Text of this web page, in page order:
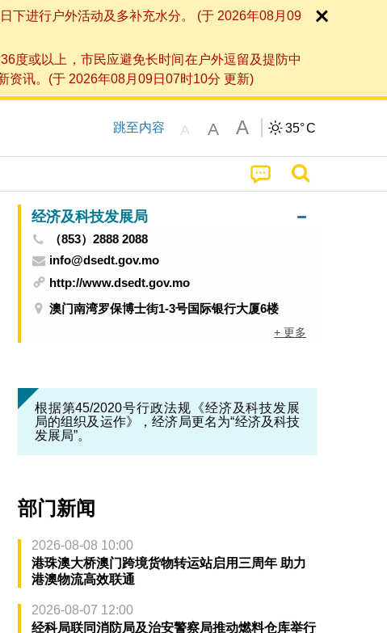
下进行户外活动及多补充水分。 (于 2026年08月09
度或以上，市民应避免长时间在户外逗留及提防中
资讯。(于 2026年08月09日07时10分 更新)
跳至内容 A A A 35°C
经济及科技发展局
（853）2888 2088
info@dsedt.gov.mo
http://www.dsedt.gov.mo
澳门南湾罗保博士街1-3号国际银行大厦6楼
+ 更多
根据第45/2020号行政法规《经济及科技发展
局的组织及运作》，经济局更名为“经济及科技
发展局”。
部门新闻
2026-08-08 10:00
港珠澳大桥澳门跨境货物转运站启用三周年 助力
港澳物流高效联通
2026-08-07 12:00
经科局联同消防局及治安警察局推动燃料仓库举行